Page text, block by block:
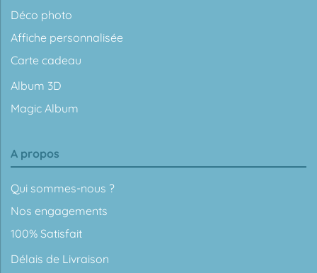
Déco photo
Affiche personnalisée
Carte cadeau
Album 3D
Magic Album
A propos
Qui sommes-nous ?
Nos engagements
100% Satisfait
Délais de Livraison